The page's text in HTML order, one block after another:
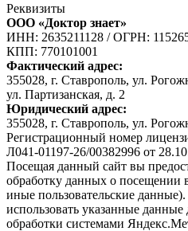
Реквизиты
ООО «Доктор знает»
ИНН: 2635211128 /ОГРН:
КПП: 770101001
Фактический адрес:
355028, г. Ставрополь, ул.
ул. Партизанская, д. 2
Юридический адрес:
355028, г. Ставрополь, ул.
Регистрационный номер
Л041-01197-26/00382996 от
Посещая данный сайт вы
обработку данных о посещении
иные пользовательские
использовать указанные
обработки системами